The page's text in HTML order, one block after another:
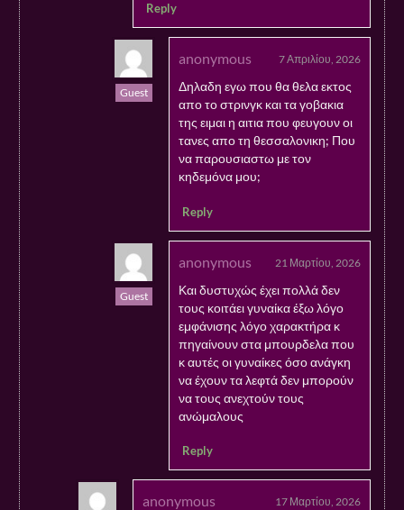
Reply
Guest
anonymous 7 Απριλίου, 2026
Δηλαδη εγω που θα θελα εκτος
απο το στρινγκ και τα γοβακια
της ειμαι η αιτια που φευγουν οι
τανες απο τη θεσσαλονικη; Που
να παρουσιαστω με τον
κηδεμόνα μου;
Reply
Guest
anonymous 21 Μαρτίου, 2026
Και δυστυχώς έχει πολλά δεν
τους κοιτάει γυναίκα έξω λόγο
εμφάνισης λόγο χαρακτήρα κ
πηγαίνουν στα μπουρδελα που
κ αυτές οι γυναίκες όσο ανάγκη
να έχουν τα λεφτά δεν μπορούν
να τους ανεχτούν τους
ανώμαλους
Reply
anonymous 17 Μαρτίου, 2026